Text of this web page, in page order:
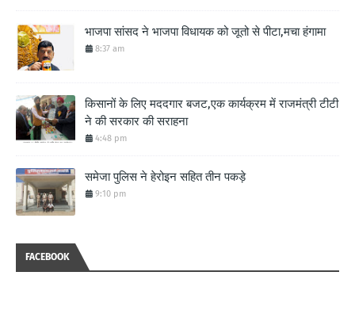
भाजपा सांसद ने भाजपा विधायक को जूतो से पीटा,मचा हंगामा
8:37 am
किसानों के लिए मददगार बजट,एक कार्यक्रम में राजमंत्री टीटी
ने की सरकार की सराहना
4:48 pm
समेजा पुलिस ने हेरोइन सहित तीन पकड़े
9:10 pm
FACEBOOK